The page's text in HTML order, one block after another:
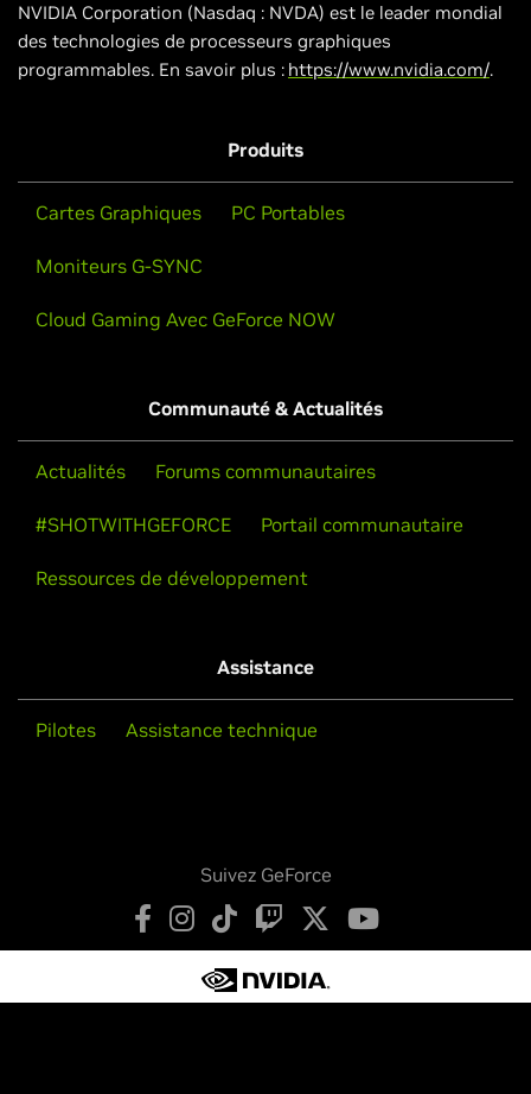
NVIDIA Corporation (Nasdaq : NVDA) est le leader mondial
des technologies de processeurs graphiques
programmables. En savoir plus : https://www.nvidia.com/.
Produits
Cartes Graphiques PC Portables
Moniteurs G-SYNC
Cloud Gaming Avec GeForce NOW
Communauté & Actualités
Actualités Forums communautaires
#SHOTWITHGEFORCE Portail communautaire
Ressources de développement
Assistance
Pilotes Assistance technique
Suivez GeForce